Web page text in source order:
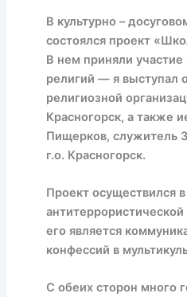
В культурно –
состоялся проект
В нем приняли участие
религий — я выступал
религиозной
Красногорск, а также
Пищерков, служитель
г.о. Красногорск.
Проект осуществился
его является
конфессий в
С обеих сторон много